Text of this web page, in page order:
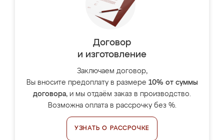
Договор
и изготовление
Заключаем договор,
Вы вносите предоплату в размере 10% от суммы
договора, и мы отдаём заказ в производство.
Возможна оплата в рассрочку без %.
УЗНАТЬ О РАССРОЧКЕ